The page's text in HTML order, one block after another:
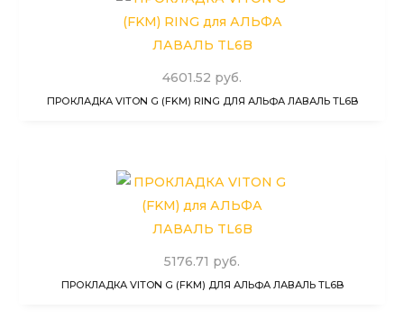
4601.52 руб.
ПРОКЛАДКА VITON G (FKM) RING ДЛЯ АЛЬФА ЛАВАЛЬ TL6B
5176.71 руб.
ПРОКЛАДКА VITON G (FKM) ДЛЯ АЛЬФА ЛАВАЛЬ TL6B